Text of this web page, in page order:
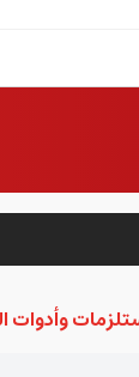
وأدوات